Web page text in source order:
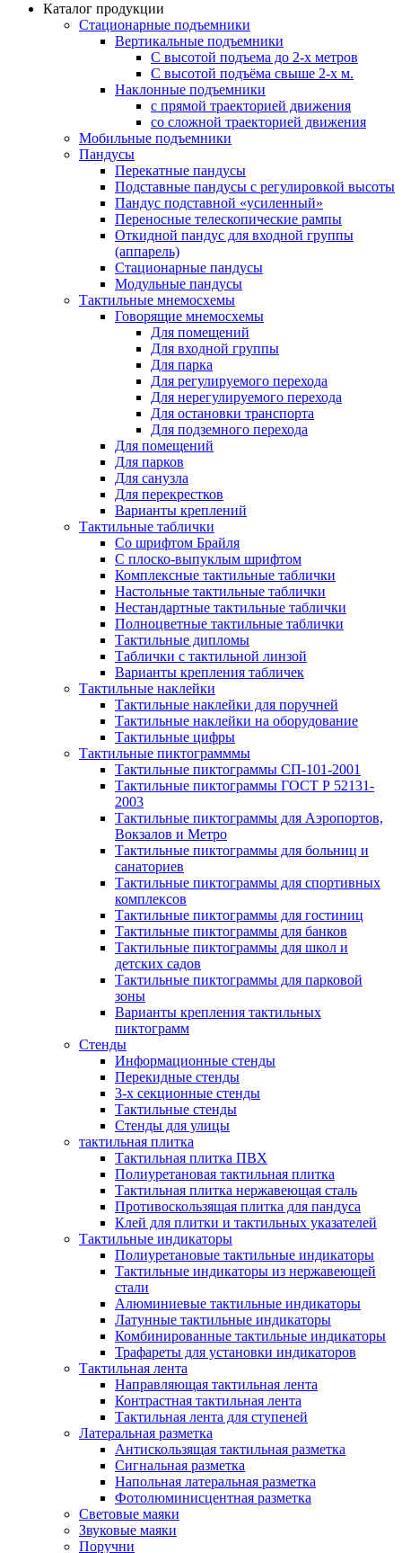
Каталог продукции
Стационарные подъемники
Вертикальные подъемники
С высотой подъема до 2-х метров
С высотой подъёма свыше 2-х м.
Наклонные подъемники
с прямой траекторией движения
со сложной траекторией движения
Мобильные подъемники
Пандусы
Перекатные пандусы
Подставные пандусы с регулировкой выcоты
Пандус подставной «усиленный»
Переносные телескопические рампы
Откидной пандус для входной группы
(аппарель)
Стационарные пандусы
Модульные пандусы
Тактильные мнемосхемы
Говорящие мнемосхемы
Для помещений
Для входной группы
Для парка
Для регулируемого перехода
Для нерегулируемого перехода
Для остановки транспорта
Для подземного перехода
Для помещений
Для парков
Для санузла
Для перекрестков
Варианты креплений
Тактильные таблички
Со шрифтом Брайля
С плоско-выпуклым шрифтом
Комплексные тактильные таблички
Настольные тактильные таблички
Нестандартные тактильные таблички
Полноцветные тактильные таблички
Тактильные дипломы
Таблички с тактильной линзой
Варианты крепления табличек
Тактильные наклейки
Тактильные наклейки для поручней
Тактильные наклейки на оборудование
Тактильные цифры
Тактильные пиктограмммы
Тактильные пиктограммы СП-101-2001
Тактильные пиктограммы ГОСТ Р 52131-
2003
Тактильные пиктограммы для Аэропортов,
Вокзалов и Метро
Тактильные пиктограммы для больниц и
санаториев
Тактильные пиктограммы для спортивных
комплексов
Тактильные пиктограммы для гостиниц
Тактильные пиктограммы для банков
Тактильные пиктограммы для школ и
детских садов
Тактильные пиктограммы для парковой
зоны
Варианты крепления тактильных
пиктограмм
Стенды
Информационные стенды
Перекидные стенды
3-х секционные стенды
Тактильные стенды
Стенды для улицы
тактильная плитка
Тактильная плитка ПВХ
Полиуретановая тактильная плитка
Тактильная плитка нержавеющая сталь
Противоскользящая плитка для пандуса
Клей для плитки и тактильных указателей
Тактильные индикаторы
Полиуретановые тактильные индикаторы
Тактильные индикаторы из нержавеющей
стали
Алюминиевые тактильные индикаторы
Латунные тактильные индикаторы
Комбинированные тактильные индикаторы
Трафареты для установки индикаторов
Тактильная лента
Направляющая тактильная лента
Контрастная тактильная лента
Тактильная лента для ступеней
Латеральная разметка
Антискользящая тактильная разметка
Сигнальная разметка
Напольная латеральная разметка
Фотолюминисцентная разметка
Световые маяки
Звуковые маяки
Поручни